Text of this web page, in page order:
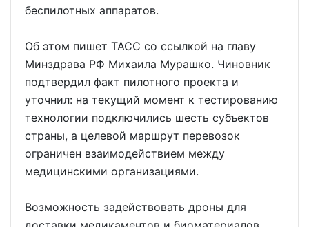
беспилотных аппаратов.
Об этом пишет ТАСС со ссылкой на главу
Минздрава РФ Михаила Мурашко. Чиновник
подтвердил факт пилотного проекта и
уточнил: на текущий момент к тестированию
технологии подключились шесть субъектов
страны, а целевой маршрут перевозок
ограничен взаимодействием между
медицинскими организациями.
Возможность задействовать дроны для